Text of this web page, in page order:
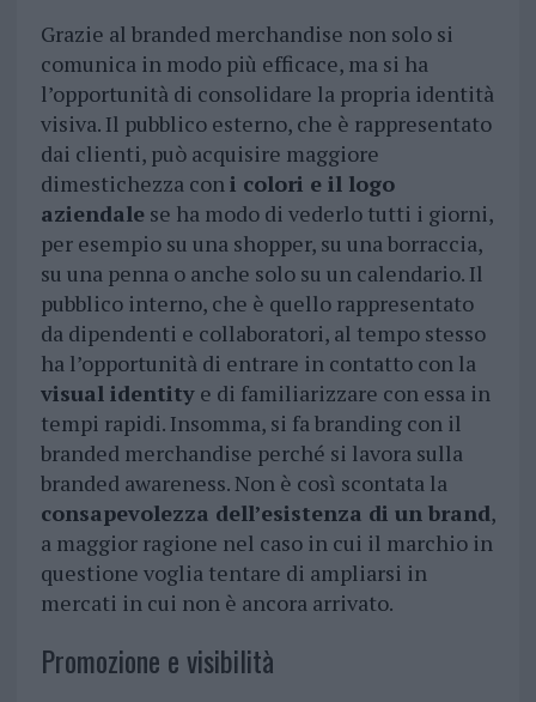
Grazie al branded merchandise non solo si
comunica in modo più efficace, ma si ha
l’opportunità di consolidare la propria identità
visiva. Il pubblico esterno, che è rappresentato
dai clienti, può acquisire maggiore
dimestichezza coni colori e il logo
aziendalese ha modo di vederlo tutti i giorni,
per esempio su una shopper, su una borraccia,
su una penna o anche solo su un calendario. Il
pubblico interno, che è quello rappresentato
da dipendenti e collaboratori, al tempo stesso
ha l’opportunità di entrare in contatto con la
visual identitye di familiarizzare con essa in
tempi rapidi. Insomma, si fa branding con il
branded merchandise perché si lavora sulla
branded awareness. Non è così scontata la
consapevolezza dell’esistenza di un brand,
a maggior ragione nel caso in cui il marchio in
questione voglia tentare di ampliarsi in
mercati in cui non è ancora arrivato.
Promozione e visibilità